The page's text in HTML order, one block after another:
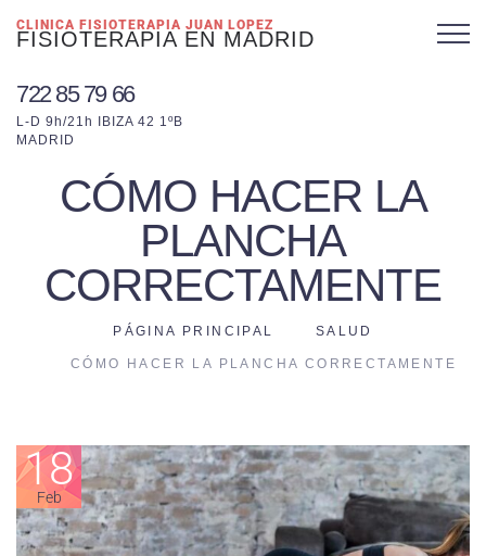
CLINICA FISIOTERAPIA JUAN LOPEZ
FISIOTERAPIA EN MADRID
722 85 79 66
L-D 9h/21h IBIZA 42 1ºB
MADRID
CÓMO HACER LA
PLANCHA
CORRECTAMENTE
PÁGINA PRINCIPAL SALUD
CÓMO HACER LA PLANCHA CORRECTAMENTE
18
Feb